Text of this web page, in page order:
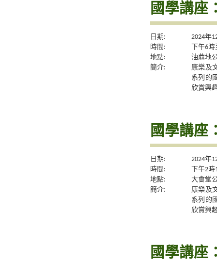
國學講座
日期:
2024年
時間:
下午6
地點:
油蔴地
簡介:
康樂及
系列的
欣賞興
國學講座
日期:
2024年
時間:
下午2
地點:
大會堂
簡介:
康樂及
系列的
欣賞興
國學講座